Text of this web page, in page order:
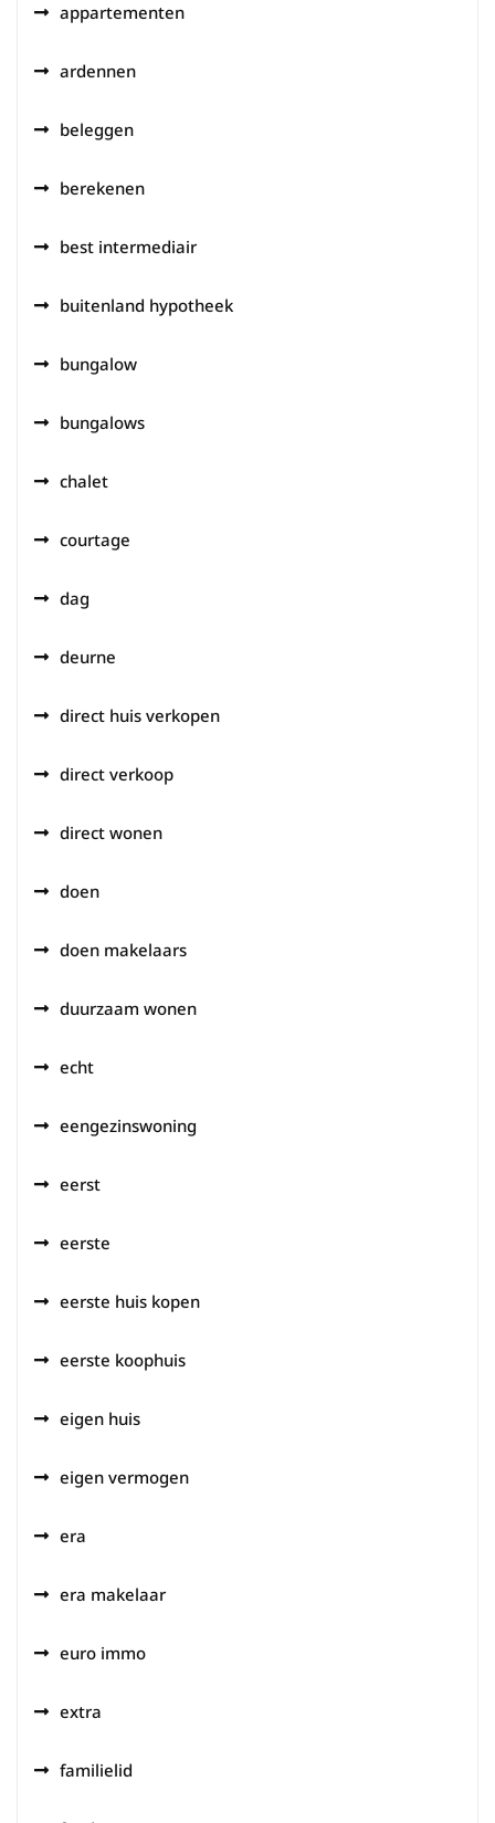
appartementen
ardennen
beleggen
berekenen
best intermediair
buitenland hypotheek
bungalow
bungalows
chalet
courtage
dag
deurne
direct huis verkopen
direct verkoop
direct wonen
doen
doen makelaars
duurzaam wonen
echt
eengezinswoning
eerst
eerste
eerste huis kopen
eerste koophuis
eigen huis
eigen vermogen
era
era makelaar
euro immo
extra
familielid